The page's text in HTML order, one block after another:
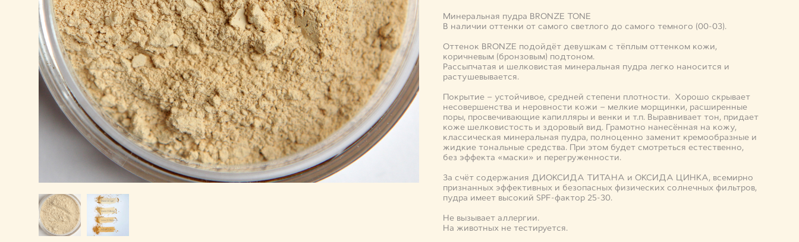
Минеральная пудра BRONZE TONE
В наличии оттенки от самого светлого до самого темного (00-03).
Оттенок BRONZE подойдёт девушкам с тёплым оттенком кожи,
коричневым (бронзовым) подтоном.
Рассыпчатая и шелковистая минеральная пудра легко наносится и
растушевывается.
Покрытие – устойчивое, средней степени плотности. Хорошо скрывает
несовершенства и неровности кожи – мелкие морщинки, расширенные
поры, просвечивающие капилляры и венки и т.п. Выравнивает тон, придает
коже шелковистость и здоровый вид. Грамотно нанесённая на кожу,
классическая минеральная пудра, полноценно заменит кремообразные и
жидкие тональные средства. При этом будет смотреться естественно,
без эффекта «маски» и перегруженности.
За счёт содержания ДИОКСИДА ТИТАНА и ОКСИДА ЦИНКА, всемирно
признанных эффективных и безопасных физических солнечных фильтров,
пудра имеет высокий SPF-фактор 25-30.
Не вызывает аллергии.
На животных не тестируется.